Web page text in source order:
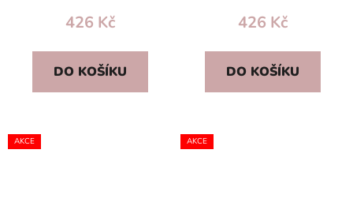
426 Kč
DO KOŠÍKU
426 Kč
DO KOŠÍKU
AKCE AKCE